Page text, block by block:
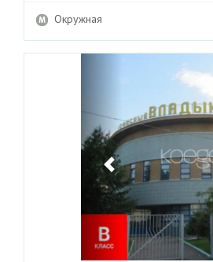
Окружная